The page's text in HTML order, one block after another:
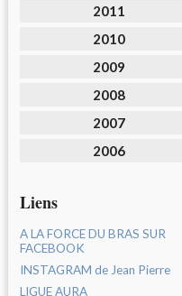
2011
2010
2009
2008
2007
2006
Liens
A LA FORCE DU BRAS SUR
FACEBOOK
INSTAGRAM de Jean Pierre
LIGUE AURA